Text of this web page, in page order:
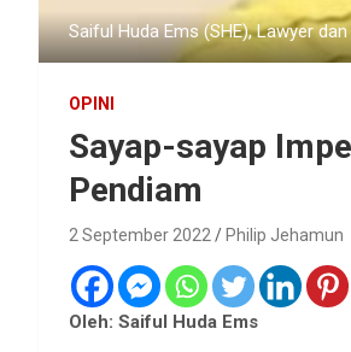
Saiful Huda Ems (SHE), Lawyer
OPINI
Sayap-sayap
Pendiam
2 September 2022 Philip Jehamun
Oleh: Saiful Huda Ems